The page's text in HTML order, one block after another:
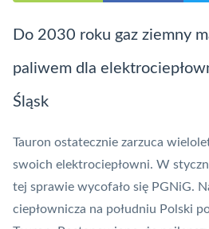
Do 2030 roku gaz ziemny
paliwem dla
Śląsk
Tauron ostatecznie zarzuca
swoich elektrociepłowni. W
tej sprawie wycofało się PGNiG.
ciepłownicza na południu Polski